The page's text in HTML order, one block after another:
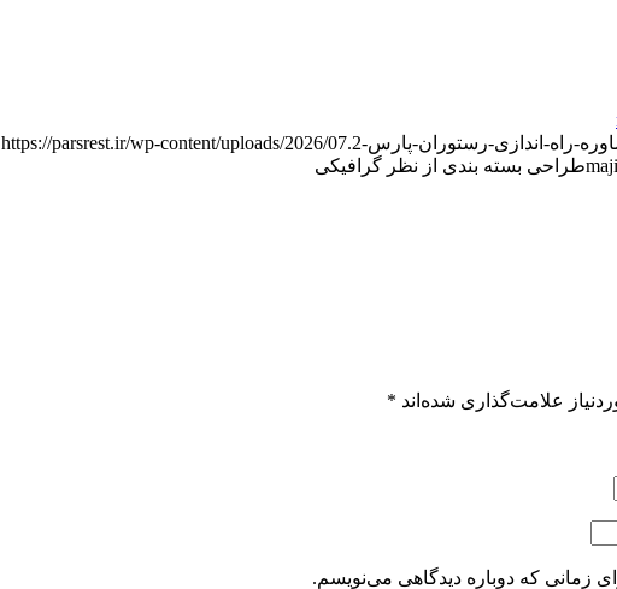
https://parsrest.ir/wp-content/uploads/2026/07/مشاوره-راه-اندازی-رستوران-پارس-2.png
طراحی بسته بندی از نظر گرافیکی
علامت‌گذاری شده‌اند *
زمانی که دوباره دیدگاهی می‌نویسم.